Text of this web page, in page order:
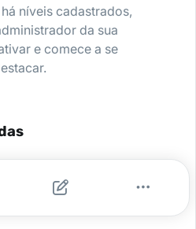
níveis cadastrados,
da sua
e comece a se
encontrada